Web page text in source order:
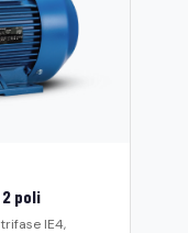
2 poli
IE4,